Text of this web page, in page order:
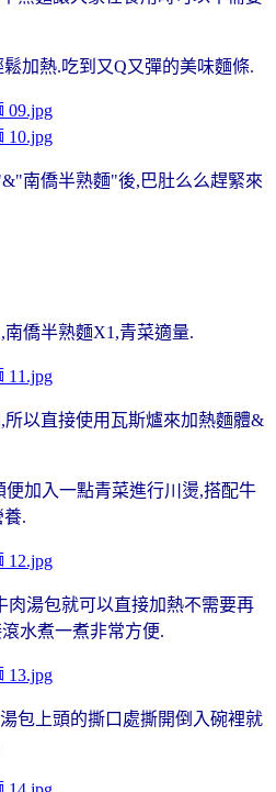
加熱.吃到又Q又彈的美味麵條.
南僑半熟麵"後,巴肚么么趕緊來
僑半熟麵X1,青菜適量.
所以直接使用瓦斯爐來加熱麵體&
便加入一點青菜進行川燙,搭配牛
.
肉湯包就可以直接加熱不需要再
水煮一煮非常方便.
包上頭的撕口處撕開倒入碗裡就